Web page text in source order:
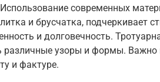
современных
и брусчатка, подчеркивает
и долговечность.
различные узоры и формы.
и фактуре.